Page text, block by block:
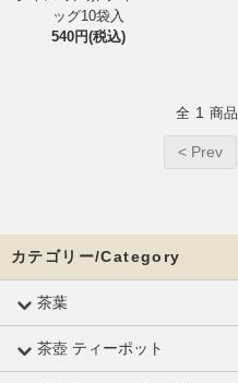
ッグ10袋入
540円(税込)
全 1 商品
< Prev
カテゴリー/Category
茶葉
茶壺 ティーポット